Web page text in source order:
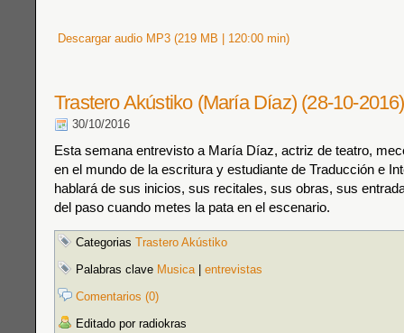
Descargar audio MP3 (219 MB | 120:00 min)
Trastero Akústiko (María Díaz) (28-10-2016)
30/10/2016
Esta semana entrevisto a María Díaz, actriz de teatro,
en el mundo de la escritura y estudiante de Traducción e
hablará de sus inicios, sus recitales, sus obras, sus
del paso cuando metes la pata en el escenario.
Categorias Trastero Akústiko
Palabras clave Musica| entrevistas
Comentarios (0)
Editado por radiokras